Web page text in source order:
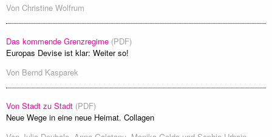
Von Christine Wolfrum
Das kommende Grenzregime (PDF)
Europas Devise ist klar: Weiter so!
Von Bernd Kasparek
Von Stadt zu Stadt (PDF)
Neue Wege in eine neue Heimat. Collagen